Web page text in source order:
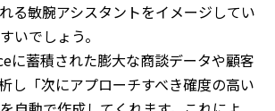
る敏腕アシスタントをイメージしてい
いでしょう。
に蓄積された膨大な商談データや顧客
し「次にアプローチすべき確度の高い